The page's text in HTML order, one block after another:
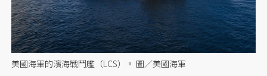
美國海軍的濱海戰鬥艦（LCS）。 圖／美國海軍